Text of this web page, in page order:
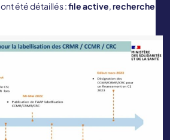
ont été détaillés :file active,recherche